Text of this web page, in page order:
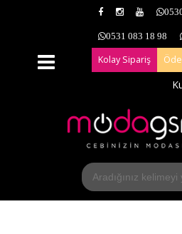
0531 083 18 98
Kolay Sipariş